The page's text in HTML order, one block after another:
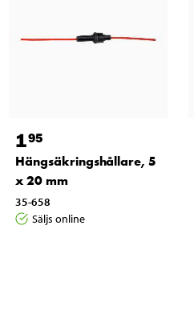
195
Hängsäkringshållare, 5
x 20 mm
35-658
Säljs online